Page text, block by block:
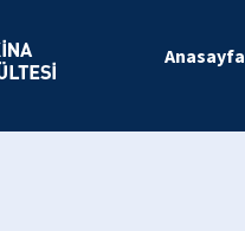
Anasayfa